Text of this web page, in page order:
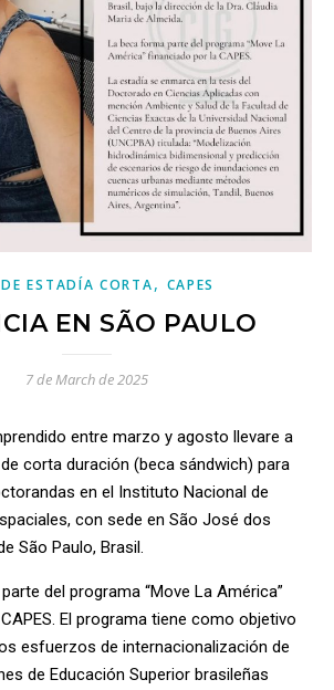
ESTADÍA CORTA, CAPES
EN SÃO PAULO
7 de March de 2025
entre marzo y agosto llevare a
corta duración (beca sándwich) para
en el Instituto Nacional de
con sede en São José dos
São Paulo, Brasil.
del programa “Move La América”
El programa tiene como objetivo
esfuerzos de internacionalización de
de Educación Superior brasileñas